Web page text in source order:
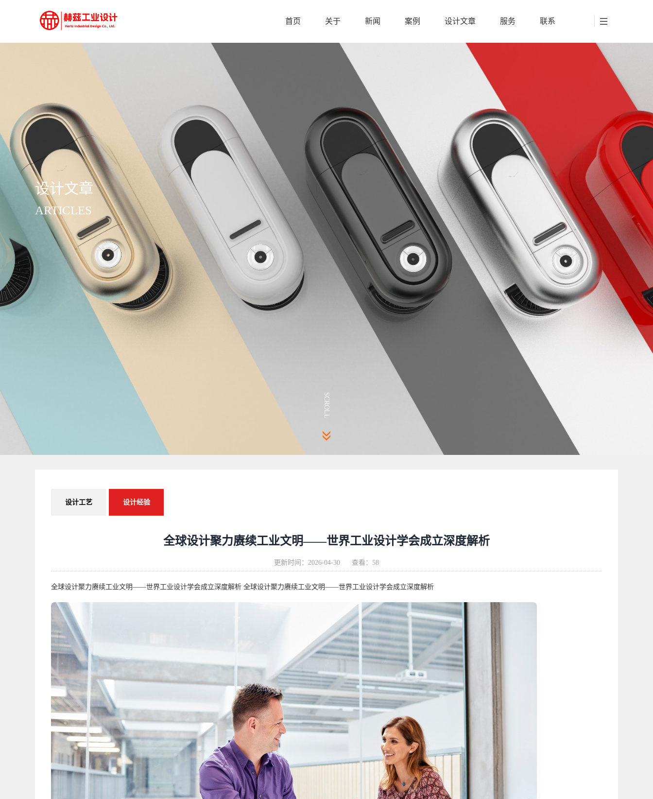
首页
关于
新闻
案例
设计文章
服务
联系
设计文章
ARTICLES
SCROLL
设计工艺 设计经验
全球设计聚力赓续工业文明——世界工业设计学会成立深度解析
更新时间： 2026-04-30 查看：58
全球设计聚力赓续工业文明——世界工业设计学会成立深度解析 全球设计聚力赓续工业文明——世界工业设计学会成立深度解析